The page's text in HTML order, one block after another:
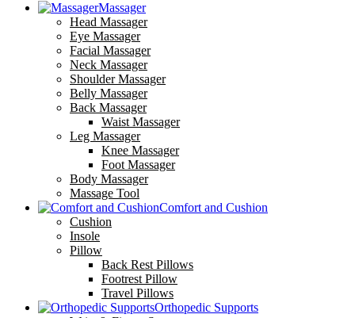
Massager
Head Massager
Eye Massager
Facial Massager
Neck Massager
Shoulder Massager
Belly Massager
Back Massager
Waist Massager
Leg Massager
Knee Massager
Foot Massager
Body Massager
Massage Tool
Comfort and Cushion
Cushion
Insole
Pillow
Back Rest Pillows
Footrest Pillow
Travel Pillows
Orthopedic Supports